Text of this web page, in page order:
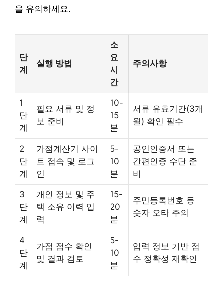
을 유의하세요.
단
계
실행 방법
소
요
시
간
주의사항
1
단
계
필요 서류 및 정
보 준비
10-
15
분
서류 유효기간(3개
월) 확인 필수
2
단
계
가점계산기 사이
트 접속 및 로그
인
5-
10
분
공인인증서 또는
간편인증 수단 준
비
3
단
계
개인 정보 및 주
택 소유 이력 입
력
15-
20
분
주민등록번호 등
숫자 오타 주의
4
단
계
가점 점수 확인
및 결과 검토
5-
10
분
입력 정보 기반 점
수 정확성 재확인